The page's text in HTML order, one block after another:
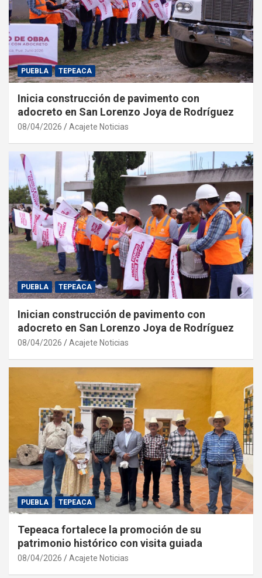
PUEBLA TEPEACA
Inicia construcción de pavimento con
adocreto en San Lorenzo Joya de Rodríguez
08/04/2026 Acajete Noticias
PUEBLA TEPEACA
Inician construcción de pavimento con
adocreto en San Lorenzo Joya de Rodríguez
08/04/2026 Acajete Noticias
PUEBLA TEPEACA
Tepeaca fortalece la promoción de su
patrimonio histórico con visita guiada
08/04/2026 Acajete Noticias